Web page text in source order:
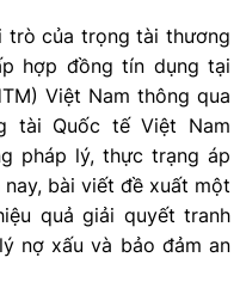
trò của trọng tài thương
hợp đồng tín dụng tại
Việt Nam thông qua
tài Quốc tế Việt Nam
pháp lý, thực trạng áp
bài viết đề xuất một
quả giải quyết tranh
nợ xấu và bảo đảm an